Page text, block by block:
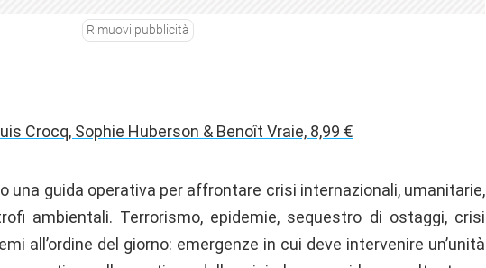
Rimuovi pubblicità
Crocq, Sophie Huberson & Benoît Vraie, 8,99 €
una guida operativa per affrontare crisi internazionali, umanitarie,
ambientali. Terrorismo, epidemie, sequestro di ostaggi, crisi
all’ordine del giorno: emergenze in cui deve intervenire un’unità